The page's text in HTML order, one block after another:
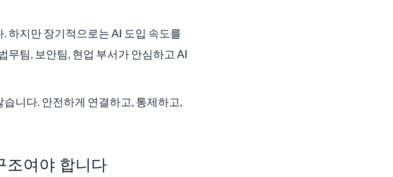
하지만 장기적으로는 AI 도입 속도를
무팀, 보안팀, 현업 부서가 안심하고 AI
니다. 안전하게 연결하고, 통제하고,
조여야 합니다